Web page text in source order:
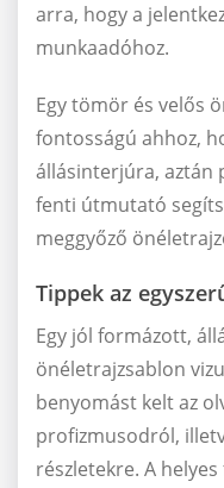
arra, hogy a
munkaadóhoz.
Egy tömör és velős
fontosságú ahhoz,
állásinterjúra, aztán
fenti útmutató
meggyőző
Tippek az
Egy jól formázott,
önéletrajzsablon
benyomást kelt az
profizmusodról,
részletekre. A